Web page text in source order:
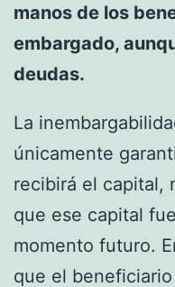
manos de los
embargado,
deudas.
La
únicamente
recibirá el capital,
que ese capital
momento futuro.
que el